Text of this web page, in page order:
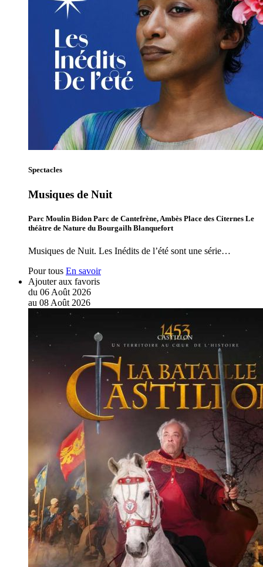
Spectacles
Musiques de Nuit
Parc Moulin Bidon Parc de Cantefrène, Ambès Place des Citernes Le
théâtre de Nature du Bourgailh Blanquefort
Musiques de Nuit. Les Inédits de l’été sont une série…
Pour tous En savoir
Ajouter aux favoris
du 06 Août 2026
au 08 Août 2026